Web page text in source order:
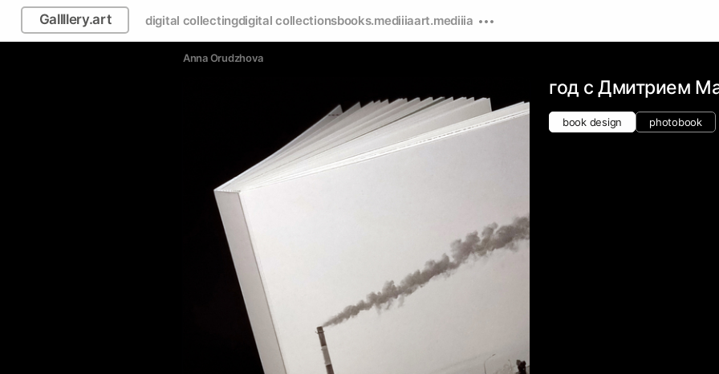
Gallllery.art digital collectingdigital collectionsbooks.mediiiaart.mediiia
Anna Orudzhova
год с Дмитрием
book design photobook